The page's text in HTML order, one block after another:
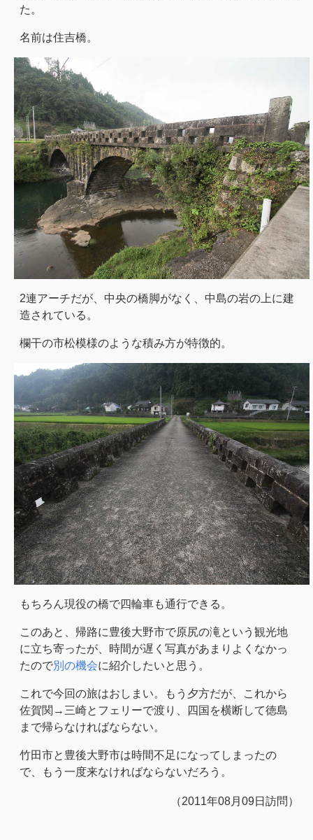
た。
名前は住吉橋。
2連アーチだが、中央の橋脚がなく、中島の岩の上に建
造されている。
欄干の市松模様のような積み方が特徴的。
もちろん現役の橋で四輪車も通行できる。
このあと、帰路に豊後大野市で原尻の滝という観光地
に立ち寄ったが、時間が遅く写真があまりよくなかっ
たので別の機会に紹介したいと思う。
これで今回の旅はおしまい。もう夕方だが、これから
佐賀関→三崎とフェリーで渡り、四国を横断して徳島
まで帰らなければならない。
竹田市と豊後大野市は時間不足になってしまったの
で、もう一度来なければならないだろう。
（2011年08月09日訪問）